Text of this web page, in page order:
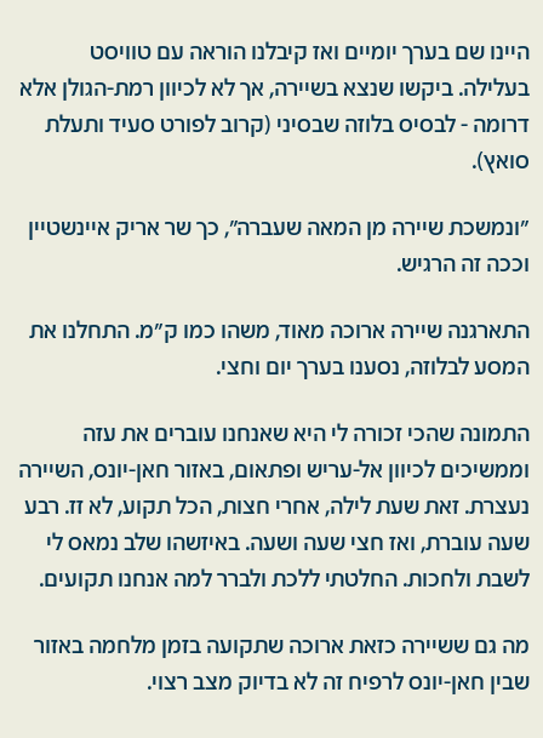
היינו שם בערך יומיים ואז קיבלנו הוראה עם טוויסט
בעלילה. ביקשו שנצא בשיירה, אך לא לכיוון רמת-הגולן אלא
דרומה - לבסיס בלוזה שבסיני (קרוב לפורט סעיד ותעלת
סואץ).
"ונמשכת שיירה מן המאה שעברה", כך שר אריק איינשטיין
וככה זה הרגיש.
התארגנה שיירה ארוכה מאוד, משהו כמו ק"מ. התחלנו את
המסע לבלוזה, נסענו בערך יום וחצי.
התמונה שהכי זכורה לי היא שאנחנו עוברים את עזה
וממשיכים לכיוון אל-עריש ופתאום, באזור חאן-יונס, השיירה
נעצרת. זאת שעת לילה, אחרי חצות, הכל תקוע, לא זז. רבע
שעה עוברת, ואז חצי שעה ושעה. באיזשהו שלב נמאס לי
לשבת ולחכות. החלטתי ללכת ולברר למה אנחנו תקועים.
מה גם ששיירה כזאת ארוכה שתקועה בזמן מלחמה באזור
שבין חאן-יונס לרפיח זה לא בדיוק מצב רצוי.